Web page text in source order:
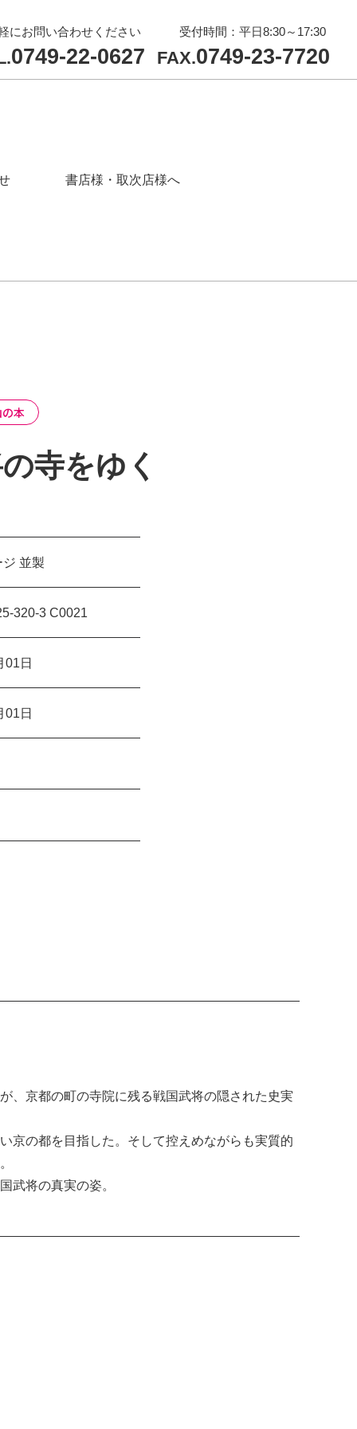
にお問い合わせください
0749-22-0627
受付時間：平日8:30～17:30
FAX.0749-23-7720
書店様・取次店様へ
本
寺をゆく
並製
320-3 C0021
01日
01日
、京都の町の寺院に残る戦国武将の隠された史実
京の都を目指した。そして控えめながらも実質的
武将の真実の姿。